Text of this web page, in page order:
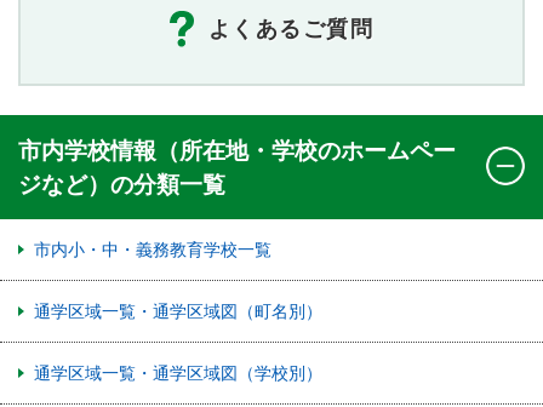
よくあるご質問
市内学校情報（所在地・学校のホームペー
ジなど）の分類一覧
市内小・中・義務教育学校一覧
通学区域一覧・通学区域図（町名別）
通学区域一覧・通学区域図（学校別）